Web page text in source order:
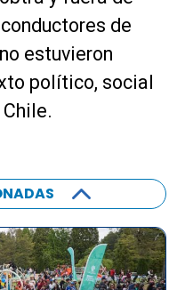
de
estuvieron
político, social